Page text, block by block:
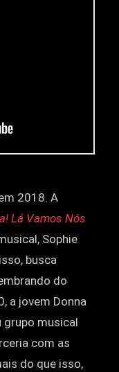
2018. A
Lá Vamos Nós
Sophie
busca
do
a jovem Donna
grupo musical
com as
do que isso,